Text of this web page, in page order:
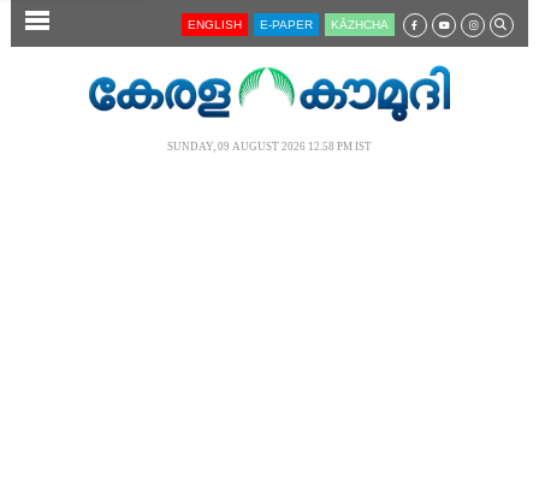
SECTIONS ENGLISH E-PAPER KĀZHCHA
SUNDAY, 09 AUGUST 2026 12.58 PM IST